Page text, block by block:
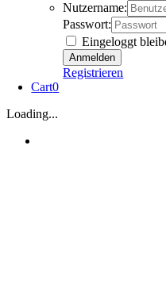
Nutzername:
Passwort:
Eingeloggt
Registrieren
Cart0
Loading...